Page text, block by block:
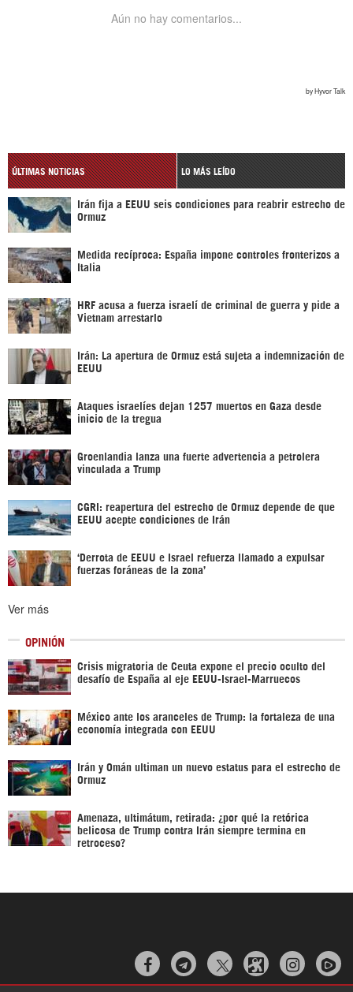
ÚLTIMAS NOTICIAS LO MÁS LEÍDO
Irán fija a EEUU seis condiciones para reabrir estrecho de
Ormuz
Medida recíproca: España impone controles fronterizos a
Italia
HRF acusa a fuerza israelí de criminal de guerra y pide a
Vietnam arrestarlo
Irán: La apertura de Ormuz está sujeta a indemnización de
EEUU
Ataques israelíes dejan 1257 muertos en Gaza desde
inicio de la tregua
Groenlandia lanza una fuerte advertencia a petrolera
vinculada a Trump
CGRI: reapertura del estrecho de Ormuz depende de que
EEUU acepte condiciones de Irán
‘Derrota de EEUU e Israel refuerza llamado a expulsar
fuerzas foráneas de la zona’
Ver más
OPINIÓN
Crisis migratoria de Ceuta expone el precio oculto del
desafío de España al eje EEUU-Israel-Marruecos
México ante los aranceles de Trump: la fortaleza de una
economía integrada con EEUU
Irán y Omán ultiman un nuevo estatus para el estrecho de
Ormuz
Amenaza, ultimátum, retirada: ¿por qué la retórica
belicosa de Trump contra Irán siempre termina en
retroceso?
  